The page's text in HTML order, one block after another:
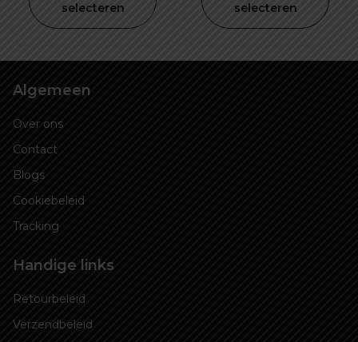
alarm!selecteren
selecteren
Algemeen
Over ons
Contact
Blogs
Cookiebeleid
Tracking
Handige links
Retourbeleid
Verzendbeleid